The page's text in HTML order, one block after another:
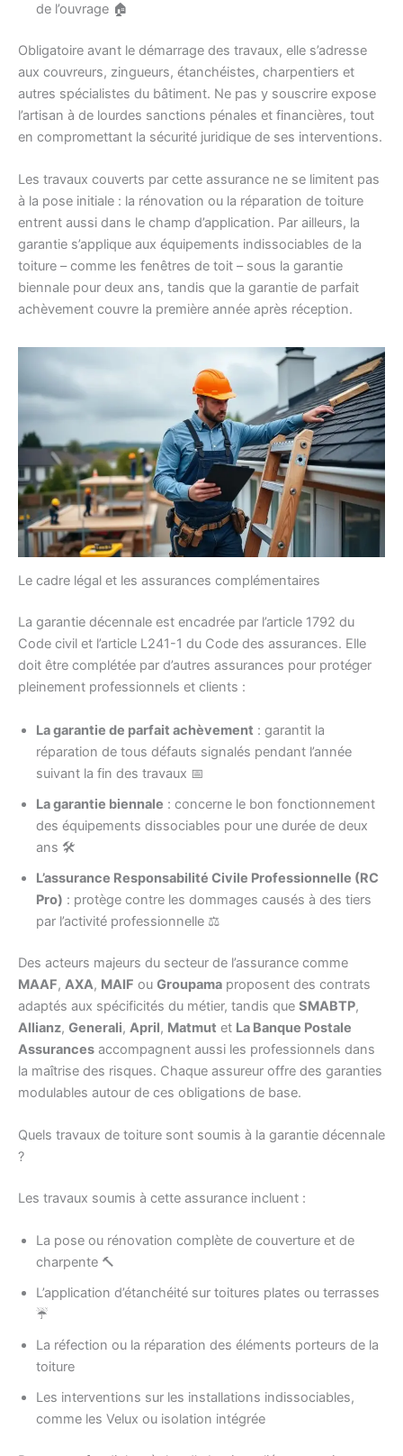
de l’ouvrage 🏠
Obligatoire avant le démarrage des travaux, elle s’adresse
aux couvreurs, zingueurs, étanchéistes, charpentiers et
autres spécialistes du bâtiment. Ne pas y souscrire expose
l’artisan à de lourdes sanctions pénales et financières, tout
en compromettant la sécurité juridique de ses interventions.
Les travaux couverts par cette assurance ne se limitent pas
à la pose initiale : la rénovation ou la réparation de toiture
entrent aussi dans le champ d’application. Par ailleurs, la
garantie s’applique aux équipements indissociables de la
toiture – comme les fenêtres de toit – sous la garantie
biennale pour deux ans, tandis que la garantie de parfait
achèvement couvre la première année après réception.
Le cadre légal et les assurances complémentaires
La garantie décennale est encadrée par l’article 1792 du
Code civil et l’article L241-1 du Code des assurances. Elle
doit être complétée par d’autres assurances pour protéger
pleinement professionnels et clients :
La garantie de parfait achèvement : garantit la
réparation de tous défauts signalés pendant l’année
suivant la fin des travaux 📅
La garantie biennale : concerne le bon fonctionnement
des équipements dissociables pour une durée de deux
ans 🛠️
L’assurance Responsabilité Civile Professionnelle (RC
Pro) : protège contre les dommages causés à des tiers
par l’activité professionnelle ⚖️
Des acteurs majeurs du secteur de l’assurance comme
MAAF, AXA, MAIF ou Groupama proposent des contrats
adaptés aux spécificités du métier, tandis que SMABTP,
Allianz, Generali, April, Matmut et La Banque Postale
Assurances accompagnent aussi les professionnels dans
la maîtrise des risques. Chaque assureur offre des garanties
modulables autour de ces obligations de base.
Quels travaux de toiture sont soumis à la garantie décennale
?
Les travaux soumis à cette assurance incluent :
La pose ou rénovation complète de couverture et de
charpente 🔨
L’application d’étanchéité sur toitures plates ou terrasses
☔
La réfection ou la réparation des éléments porteurs de la
toiture
Les interventions sur les installations indissociables,
comme les Velux ou isolation intégrée